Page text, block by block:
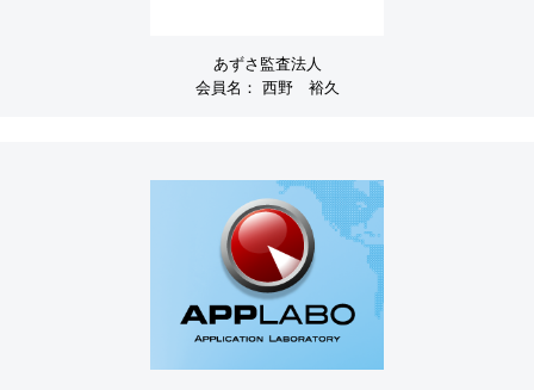
あずさ監査法人
会員名： 西野 裕久